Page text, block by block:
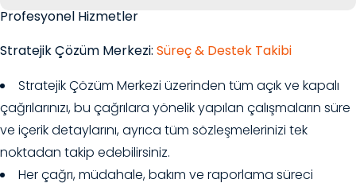
Profesyonel Hizmetler
Stratejik Çözüm Merkezi: Süreç & Destek Takibi
Stratejik Çözüm Merkezi üzerinden tüm açık ve kapalı
çağrılarınızı, bu çağrılara yönelik yapılan çalışmaların süre
ve içerik detaylarını, ayrıca tüm sözleşmelerinizi tek
noktadan takip edebilirsiniz.
Her çağrı, müdahale, bakım ve raporlama süreci